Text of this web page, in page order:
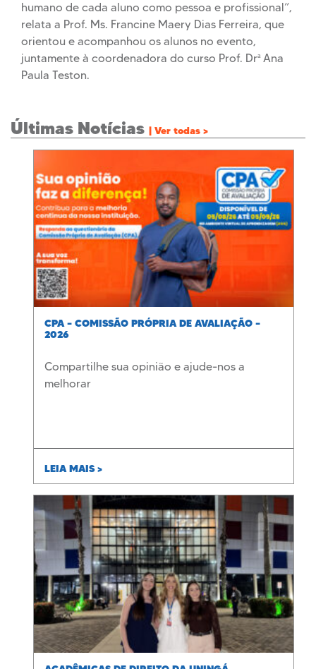
humano de cada aluno como pessoa e profissional”,
relata a Prof. Ms. Francine Maery Dias Ferreira, que
orientou e acompanhou os alunos no evento,
juntamente à coordenadora do curso Prof. Drª Ana
Paula Teston.
Últimas Notícias | Ver todas >
CPA – COMISSÃO PRÓPRIA DE AVALIAÇÃO –
2026
Compartilhe sua opinião e ajude-nos a
melhorar
LEIA MAIS >